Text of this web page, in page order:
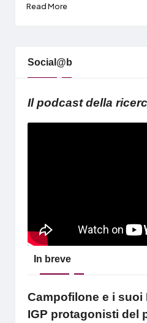
Read More
Social@b
Il podcast della
In breve
Campofilone e i suoi
IGP protagonisti del